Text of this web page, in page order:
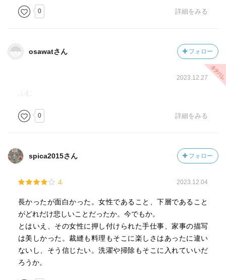
命的な欠落のようなものを感じて、二重人格だろうがなん
だろうが、それを生み出したのは彼女自身だし、結局グレ
それにしてもサイモン医師の使えなさっぷりときたら酷い
（彼とその周辺だけが架空の人物だけど）。グレイスから
ではなく、家主の人妻から、どうせ逃げるならもっと早い
らしい。
0 詳細をみる
osawatさん フォロー
2023.12.27
0 詳細をみる
spica2015さん フォロー
4 2023.12.04
長かったが面白かった。女性であること、下層であること
がどれだけ悲しいことだったか。今でもか。
とはいえ、その女性に押し付けられた手仕事、家事の描写
は美しかった。裁縫も料理もそこに楽しさはあったに違い
ないし、そう信じたい。洗濯や掃除もそこに入れていいだ
ろうか。